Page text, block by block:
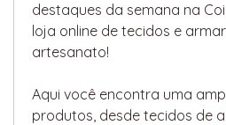
destaques da semana na
loja online de tecidos e
artesanato!
Aqui você encontra uma
produtos, desde tecidos de